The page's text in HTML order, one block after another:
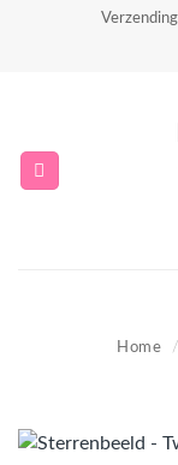
Home /